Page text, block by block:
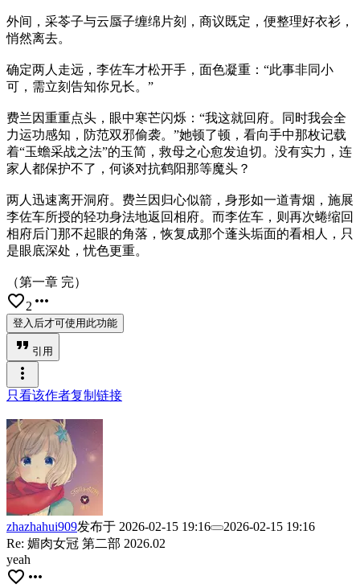
外间，采苓子与云蜃子缠绵片刻，商议既定，便整理好衣衫，
悄然离去。
确定两人走远，李佐车才松开手，面色凝重：“此事非同小
可，需立刻告知你兄长。”
费兰因重重点头，眼中寒芒闪烁：“我这就回府。同时我会全
力运功感知，防范双邪偷袭。”她顿了顿，看向手中那枚记载
着“玉蟾采战之法”的玉简，救母之心愈发迫切。没有实力，连
家人都保护不了，何谈对抗鹤阳那等魔头？
两人迅速离开洞府。费兰因归心似箭，身形如一道青烟，施展
李佐车所授的轻功身法地返回相府。而李佐车，则再次蜷缩回
相府后门那不起眼的角落，恢复成那个蓬头垢面的看相人，只
是眼底深处，忧色更重。
（第一章 完）
favorite_border2 more_horiz
登入后才可使用此功能
format_quote 引用
more_vert
只看该作者复制链接
zhazhahui909发布于 2026-02-15 19:16
2026-02-15 19:16
Re: 媚肉女冠 第二部 2026.02
yeah
favorite_border more_horiz